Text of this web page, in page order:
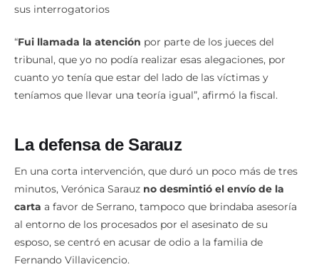
sus interrogatorios
“Fui llamada la atención por parte de los jueces del
tribunal, que yo no podía realizar esas alegaciones, por
cuanto yo tenía que estar del lado de las víctimas y
teníamos que llevar una teoría igual”, afirmó la fiscal.
La defensa de Sarauz
En una corta intervención, que duró un poco más de tres
minutos, Verónica Sarauz no desmintió el envío de la
carta a favor de Serrano, tampoco que brindaba asesoría
al entorno de los procesados por el asesinato de su
esposo, se centró en acusar de odio a la familia de
Fernando Villavicencio.